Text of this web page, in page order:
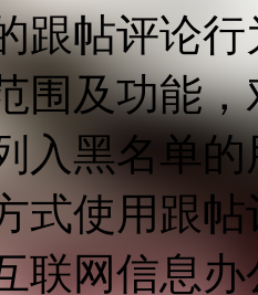
跟帖评论
围及功能
入黑名单
式使用跟
联网信息